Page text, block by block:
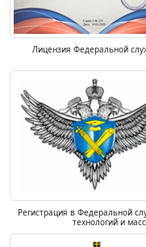
Лицензия Федеральной
Регистрация в Федеральной
технологий и